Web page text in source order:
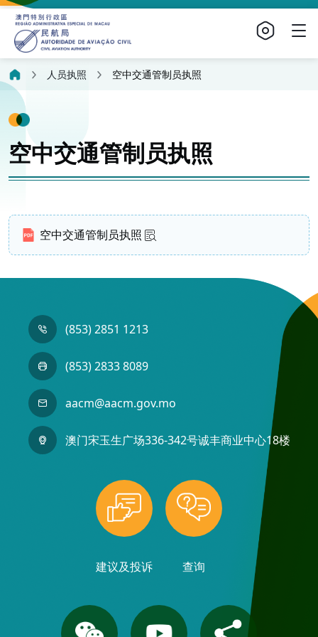
人员执照 空中交通管制员执照
空中交通管制员执照
空中交通管制员执照
(853) 2851 1213
(853) 2833 8089
aacm@aacm.gov.mo
澳门宋玉生广场336-342号诚丰商业中心18楼
建议及投诉 查询